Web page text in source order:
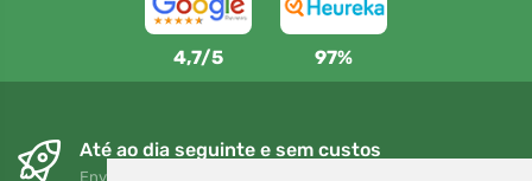
4,7/5 97%
Até ao dia seguinte e sem custos
Envio gratuito para encomendas superiores a 80 EUR